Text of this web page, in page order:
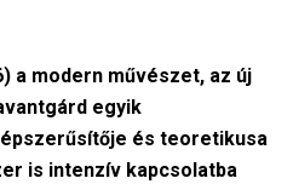
a modern művészet, az új
egyik
és teoretikusa
is intenzív kapcsolatba